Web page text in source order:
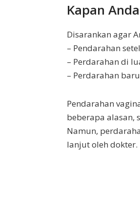
Kapan
Disarankan agar
– Pendarahan
– Perdarahan di
– Perdarahan
Pendarahan
beberapa alasan,
Namun,
lanjut oleh dokter.